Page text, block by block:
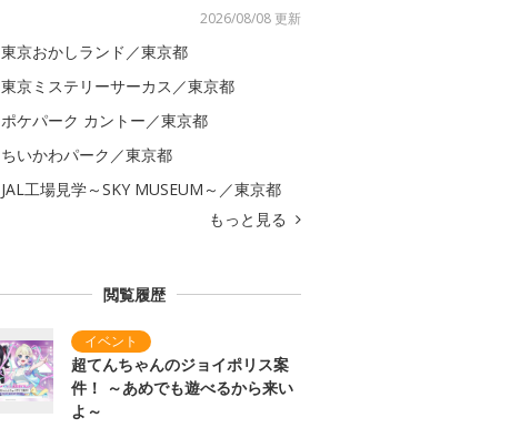
2026/08/08 更新
東京おかしランド／東京都
東京ミステリーサーカス／東京都
ポケパーク カントー／東京都
ちいかわパーク／東京都
JAL工場見学～SKY MUSEUM～／東京都
もっと見る
閲覧履歴
超てんちゃんのジョイポリス案
件！ ～あめでも遊べるから来い
よ～